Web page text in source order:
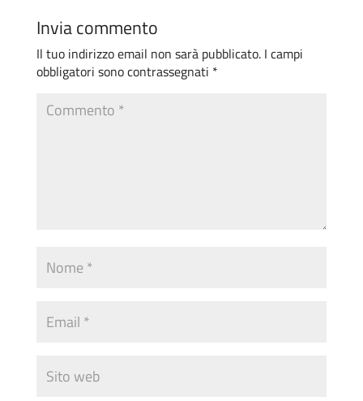
Invia commento
Il tuo indirizzo email non sarà pubblicato. I campi
obbligatori sono contrassegnati *